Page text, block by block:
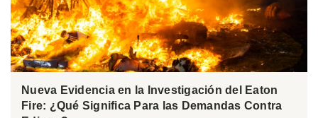
Nueva Evidencia en la Investigación del Eaton
Fire: ¿Qué Significa Para las Demandas Contra